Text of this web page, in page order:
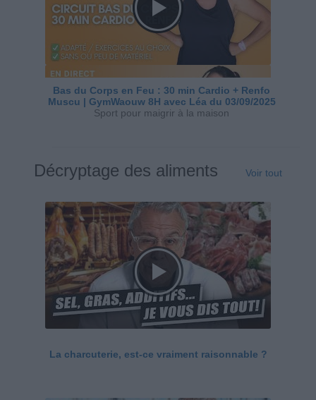
Bas du Corps en Feu : 30 min Cardio + Renfo
Muscu | GymWaouw 8H avec Léa du 03/09/2025
Sport pour maigrir à la maison
Décryptage des aliments Voir tout
La charcuterie, est-ce vraiment raisonnable ?